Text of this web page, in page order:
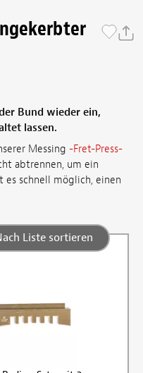
Bund wieder ein,
lassen.
Messing -Fret-Press-
abtrennen, um ein
es schnell möglich, einen
Liste sortieren